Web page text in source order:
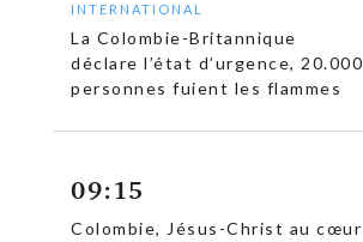
INTERNATIONAL
La Colombie-Britannique
déclare l’état d’urgence, 20.000
personnes fuient les flammes
09:15
Colombie, Jésus-Christ au cœur